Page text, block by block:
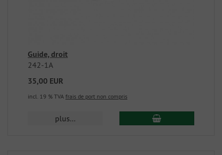
Guide, droit
242-1A
35,00 EUR
incl. 19 % TVA frais de port non compris
plus...